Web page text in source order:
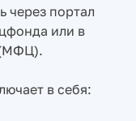
через портал
или в
в себя: